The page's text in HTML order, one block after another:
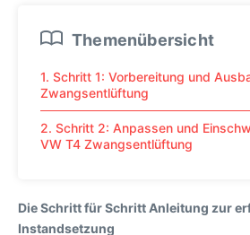
Themenübersicht
1. Schritt 1: Vorbereitung und
Zwangsentlüftung
2. Schritt 2: Anpassen und
VW T4 Zwangsentlüftung
Die Schritt für Schritt Anleitung zur
Instandsetzung